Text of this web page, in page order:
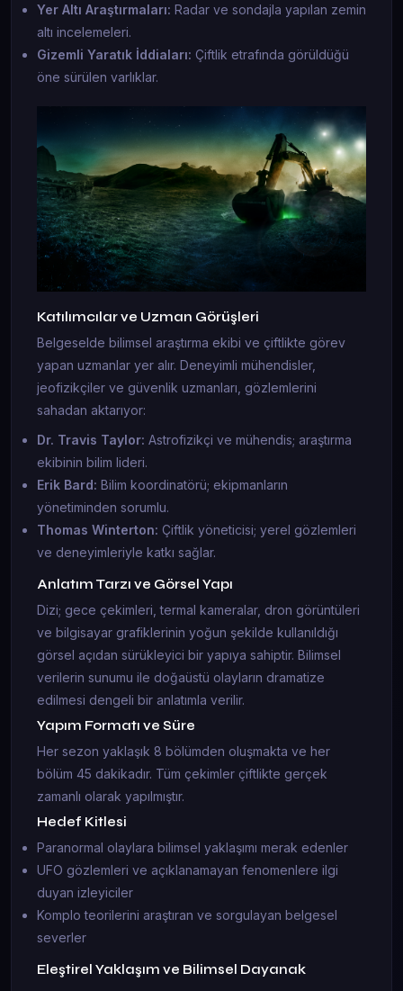
Yer Altı Araştırmaları: Radar ve sondajla yapılan zemin
altı incelemeleri.
Gizemli Yaratık İddiaları: Çiftlik etrafında görüldüğü
öne sürülen varlıklar.
Katılımcılar ve Uzman Görüşleri
Belgeselde bilimsel araştırma ekibi ve çiftlikte görev
yapan uzmanlar yer alır. Deneyimli mühendisler,
jeofizikçiler ve güvenlik uzmanları, gözlemlerini
sahadan aktarıyor:
Dr. Travis Taylor: Astrofizikçi ve mühendis; araştırma
ekibinin bilim lideri.
Erik Bard: Bilim koordinatörü; ekipmanların
yönetiminden sorumlu.
Thomas Winterton: Çiftlik yöneticisi; yerel gözlemleri
ve deneyimleriyle katkı sağlar.
Anlatım Tarzı ve Görsel Yapı
Dizi; gece çekimleri, termal kameralar, dron görüntüleri
ve bilgisayar grafiklerinin yoğun şekilde kullanıldığı
görsel açıdan sürükleyici bir yapıya sahiptir. Bilimsel
verilerin sunumu ile doğaüstü olayların dramatize
edilmesi dengeli bir anlatımla verilir.
Yapım Formatı ve Süre
Her sezon yaklaşık 8 bölümden oluşmakta ve her
bölüm 45 dakikadır. Tüm çekimler çiftlikte gerçek
zamanlı olarak yapılmıştır.
Hedef Kitlesi
Paranormal olaylara bilimsel yaklaşımı merak edenler
UFO gözlemleri ve açıklanamayan fenomenlere ilgi
duyan izleyiciler
Komplo teorilerini araştıran ve sorgulayan belgesel
severler
Eleştirel Yaklaşım ve Bilimsel Dayanak